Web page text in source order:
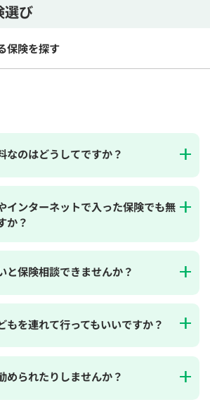
選び
保険を探す
なのはどうしてですか？
インターネットで入った保険でも無
か？
と保険相談できませんか？
もを連れて行ってもいいですか？
められたりしませんか？